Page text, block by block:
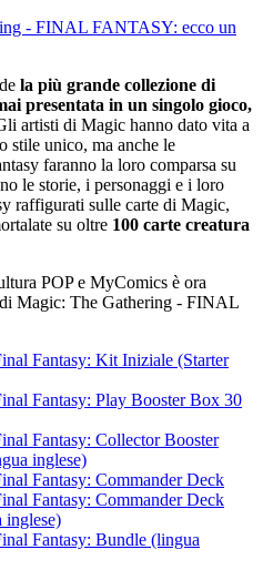
- FINAL FANTASY: ecco un
la più grande collezione di
presentata in un singolo gioco,
artisti di Magic hanno dato vita a
stile unico, ma anche le
faranno la loro comparsa su
le storie, i personaggi e i loro
raffigurati sulle carte di Magic,
su oltre 100 carte creatura
POP e MyComics è ora
Magic: The Gathering - FINAL
Fantasy: Kit Iniziale (Starter
Fantasy: Play Booster Box 30
Fantasy: Collector Booster
inglese)
Fantasy: Commander Deck
Fantasy: Commander Deck
inglese)
Fantasy: Bundle (lingua